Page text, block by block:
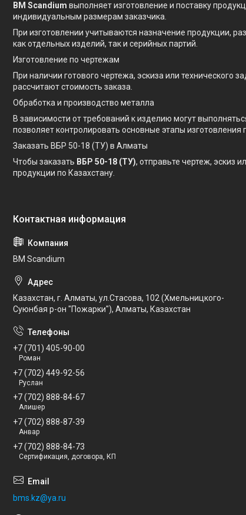
BM Scandium выполняет изготовление и поставку
индивидуальным размерам заказчика.
При изготовлении учитываются назначение продукции,
как отдельных изделий, так и серийных партий.
Изготовление по чертежам
При наличии готового чертежа, эскиза или технического
рассчитают стоимость заказа.
Обработка и производство металла
В зависимости от требований к изделию могут
позволяет контролировать основные этапы изготовления
Заказать ВБР 50-18 (ТУ) в Алматы
Чтобы заказать ВБР 50-18 (ТУ), отправьте чертеж, эскиз
продукции по Казахстану.
BM Scandium
Казахстан, г. Алматы, ул.Стасова, 102 (Хмельницкого-
Суюнбая р-он "Пожарки"), Алматы, Казахстан
+7 (701) 405-90-00
Роман
+7 (702) 449-92-56
Руслан
+7 (702) 888-84-67
Алишер
+7 (702) 888-87-39
Анвар
+7 (702) 888-84-73
Сертификация, договора, КП
bms.kz@ya.ru